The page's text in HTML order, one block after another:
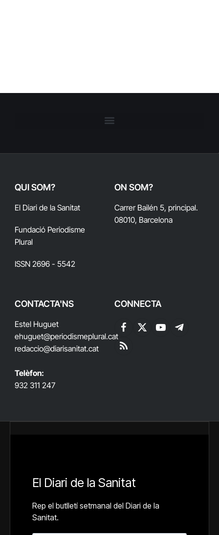
QUI SOM?
El Diari de la Sanitat
Fundació Periodisme
Plural
ISSN 2696 - 5542
ON SOM?
Carrer Bailén 5, principal.
08010, Barcelona
CONTACTA'NS
Estel Huguet
ehuguet@periodismeplural.cat
redaccio@diarisanitat.cat
Telèfon:
932 311 247
CONNECTA
Facebook
X
YouTubeTelegram
RSS